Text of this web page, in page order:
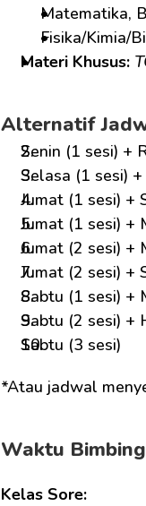
Matematika,
Fisika/Kimia/
Materi Khusus:
Alternatif
Senin (1 sesi) +
Selasa (1 sesi)
Jumat (1 sesi) +
Jumat (1 sesi) +
Jumat (2 sesi) +
Jumat (2 sesi) +
Sabtu (1 sesi) +
Sabtu (2 sesi) +
Sabtu (3 sesi)
*Atau jadwal
Waktu
Kelas Sore: